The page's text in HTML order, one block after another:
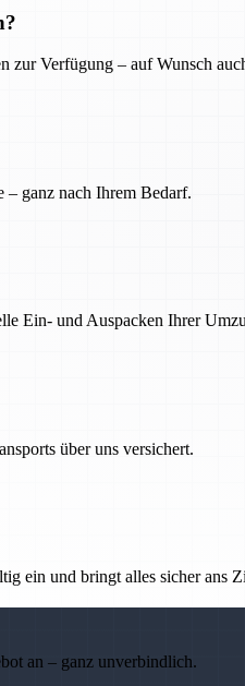
zur Verfügung – auf Wunsch
– ganz nach Ihrem Bedarf.
Ein- und Auspacken Ihrer
über uns versichert.
ein und bringt alles sicher ans
an – ganz unverbindlich.